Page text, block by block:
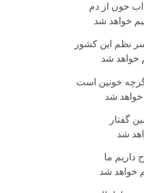
خون از دم
خواهد شد
نظم این کشور
خواهد شد
خونین است
شد
گفتار
شد
داریم ما
خواهد شد